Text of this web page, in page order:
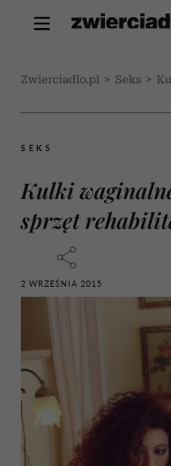
Zwierciadlo.pl > Seks >
SEKS
Kulki
sprzęt
2 WRZEŚNIA 2015